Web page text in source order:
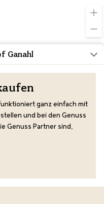
Ganahl
ganz einfach mit
und bei den Genuss
Genuss Partner sind,